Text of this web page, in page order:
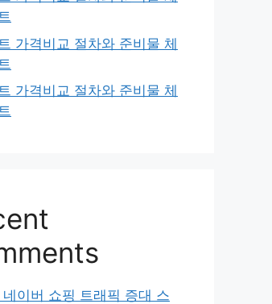
가격비교 절차와 준비물 체
가격비교 절차와 준비물 체
이버 쇼핑 트래픽 증대 스